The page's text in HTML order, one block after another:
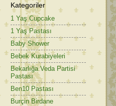
Kategoriler
1 Yaş Cupcake
1 Yaş Pastası
Baby Shower
Bebek Kurabiyeleri
Bekarlığa Veda Partisi
Pastası
Ben10 Pastası
Burçin Birdane